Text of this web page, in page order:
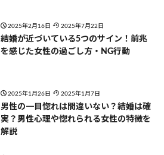
2025年2月16日 2025年7月22日
結婚が近づいている5つのサイン！前兆
を感じた女性の過ごし方・NG行動
2025年1月26日 2025年1月7日
男性の一目惚れは間違いない？結婚は確
実？男性心理や惚れられる女性の特徴を
解説